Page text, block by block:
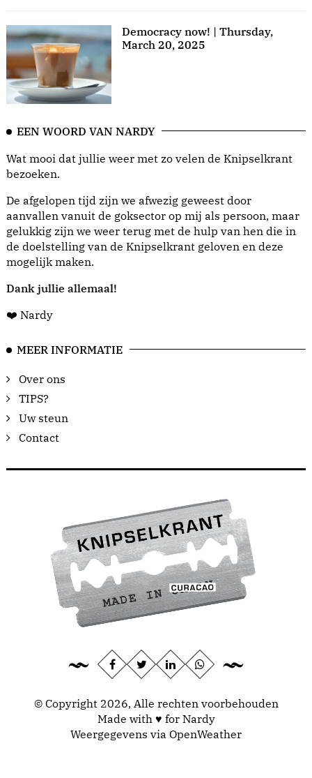
Democracy now! | Thursday,
March 20, 2025
EEN WOORD VAN NARDY
Wat mooi dat jullie weer met zo velen de Knipselkrant
bezoeken.
De afgelopen tijd zijn we afwezig geweest door
aanvallen vanuit de goksector op mij als persoon, maar
gelukkig zijn we weer terug met de hulp van hen die in
de doelstelling van de Knipselkrant geloven en deze
mogelijk maken.
Dank jullie allemaal!
❤️ Nardy
MEER INFORMATIE
Over ons
TIPS?
Uw steun
Contact
© Copyright 2026, Alle rechten voorbehouden
Made with ♥ for Nardy
Weergegevens via OpenWeather